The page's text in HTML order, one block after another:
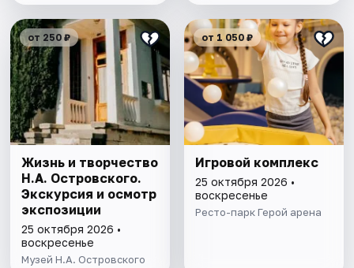
от 250 ₽
Жизнь и творчество
Н.А. Островского.
Экскурсия и осмотр
экспозиции
25 октября 2026 •
воскресенье
Музей Н.А. Островского
от 1 050 ₽
Игровой комплекс
25 октября 2026 •
воскресенье
Ресто-парк Герой арена